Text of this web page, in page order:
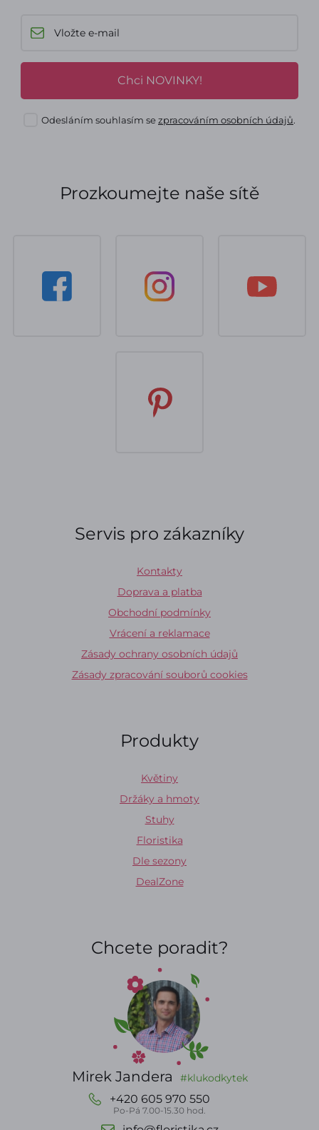
Chci NOVINKY!
Odesláním souhlasím sezpracováním osobních údajů.
Prozkoumejte naše sítě
Servis pro zákazníky
Kontakty
Doprava a platba
Obchodní podmínky
Vrácení a reklamace
Zásady ochrany osobních údajů
Zásady zpracování souborů cookies
Produkty
Květiny
Držáky a hmoty
Stuhy
Floristika
Dle sezony
DealZone
Chcete poradit?
Mirek Jandera #klukodkytek
+420 605 970 550
Po-Pá 7.00-15.30 hod.